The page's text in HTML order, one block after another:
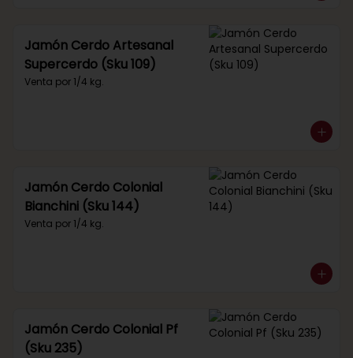
Jamón Cerdo Artesanal
Supercerdo (Sku 109)
Venta por 1/4 kg.
Jamón Cerdo Colonial
Bianchini (Sku 144)
Venta por 1/4 kg.
Jamón Cerdo Colonial Pf
(Sku 235)